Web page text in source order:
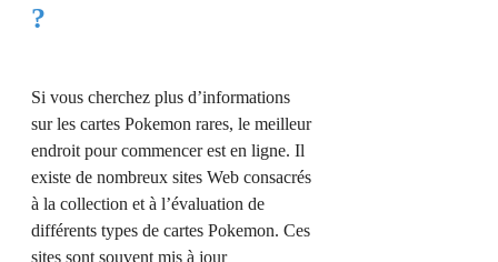
?
Si vous cherchez plus d’informations
sur les cartes Pokemon rares, le meilleur
endroit pour commencer est en ligne. Il
existe de nombreux sites Web consacrés
à la collection et à l’évaluation de
différents types de cartes Pokemon. Ces
sites sont souvent mis à jour